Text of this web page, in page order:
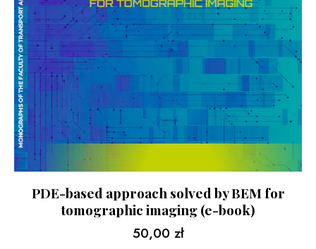
PDE-based approach solved by BEM for
tomographic imaging (e-book)
50,00 zł